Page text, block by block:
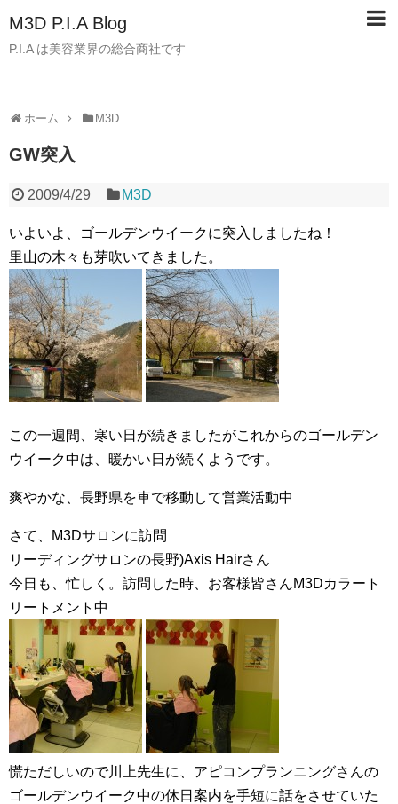
M3D P.I.A Blog
P.I.A は美容業界の総合商社です
ホーム M3D
GW突入
2009/4/29 M3D
いよいよ、ゴールデンウイークに突入しましたね！
里山の木々も芽吹いてきました。
この一週間、寒い日が続きましたがこれからのゴールデン
ウイーク中は、暖かい日が続くようです。
爽やかな、長野県を車で移動して営業活動中
さて、M3Dサロンに訪問
リーディングサロンの長野)Axis Hairさん
今日も、忙しく。訪問した時、お客様皆さんM3Dカラート
リートメント中
慌ただしいので川上先生に、アピコンプランニングさんの
ゴールデンウイーク中の休日案内を手短に話をさせていた